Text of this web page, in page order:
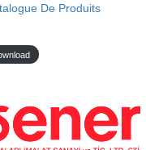
De Produits